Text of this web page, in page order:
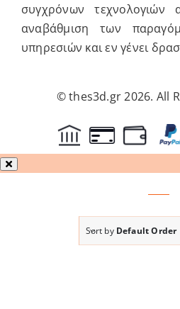
συγχρόνων
αναβάθμιση των
υπηρεσιών και εν γένει
© thes3d.gr 2026. All
Sort by Default Order